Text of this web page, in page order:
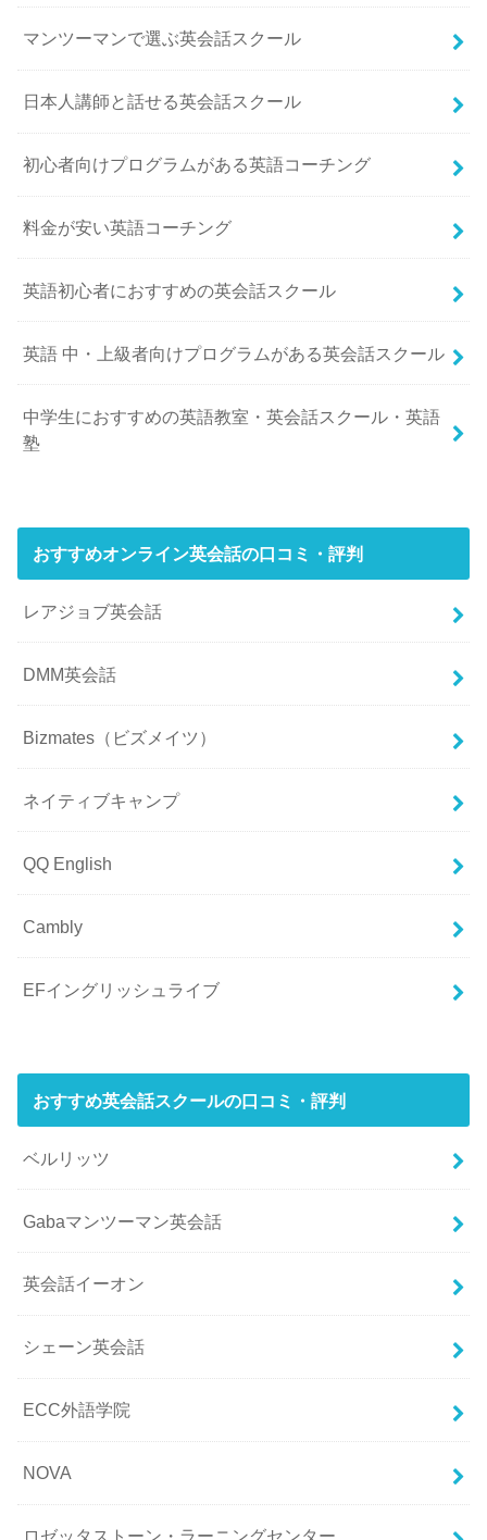
マンツーマンで選ぶ英会話スクール
日本人講師と話せる英会話スクール
初心者向けプログラムがある英語コーチング
料金が安い英語コーチング
英語初心者におすすめの英会話スクール
英語 中・上級者向けプログラムがある英会話スクール
中学生におすすめの英語教室・英会話スクール・英語
塾
おすすめオンライン英会話の口コミ・評判
レアジョブ英会話
DMM英会話
Bizmates（ビズメイツ）
ネイティブキャンプ
QQ English
Cambly
EFイングリッシュライブ
おすすめ英会話スクールの口コミ・評判
ベルリッツ
Gabaマンツーマン英会話
英会話イーオン
シェーン英会話
ECC外語学院
NOVA
ロゼッタストーン・ラーニングセンター